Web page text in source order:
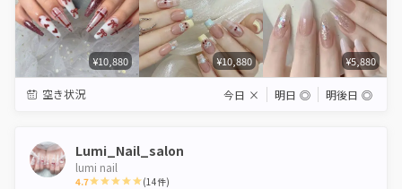
¥10,880 ¥10,880 ¥5,880
空き状況 今日 × 明日 ◎ 明後日 ◎
Lumi_Nail_salon
lumi nail
4.7 (14件)